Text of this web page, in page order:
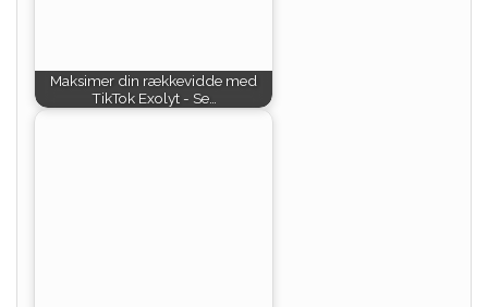
Maksimer din rækkevidde med
TikTok Exolyt - Se…